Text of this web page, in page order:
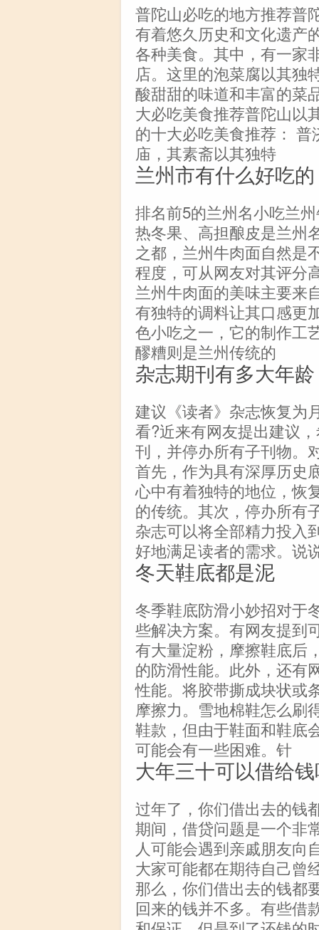
普陀山必吃的地方推荐普
有着悠久历史和文化遗产
各种美食。其中，有一
店。这里的泡菜腐以其独
酸甜甜的味道和丰富的菜
大必吃美食推荐普陀山以
的十大必吃美食推荐：
庙，其素斋以其独特
兰州市有什么好吃的
排名前5的兰州名小吃兰
热冬果、高担酿皮是兰州
之都，兰州牛肉面自然是
程度，可从网友对其评分
兰州牛肉面的美味主要来
有独特的调料让其口感更
色小吃之一，它的制作工
醪糟则是兰州传统的
杂志期刊有多大年龄
建议《读者》杂志恢复为
看?近来有网友提出建议
刊，并停办所有子刊物。
首先，作为具有深厚历史
心中有着独特的地位，恢
的传统。其次，停办所有
杂志可以将全部精力投入
好地满足读者的需求。说
冬天鞋底都是泥
冬季鞋底防滑小妙招对于
些解决方案。有网友提到
有大量淀粉，摩擦鞋底后
的防滑性能。此外，还有
性能。将胶带撕成块状或
摩擦力。雪地棉鞋怎么刷
鞋款，但由于鞋面和鞋底
可能会有一些困难。针
大年三十可以借给
过年了，你们借出去的钱
期间，借贷问题是一个非
人可能会遇到亲戚朋友向
大家可能都在期待自己曾
那么，你们借出去的钱都
回来的钱并不多。有些借